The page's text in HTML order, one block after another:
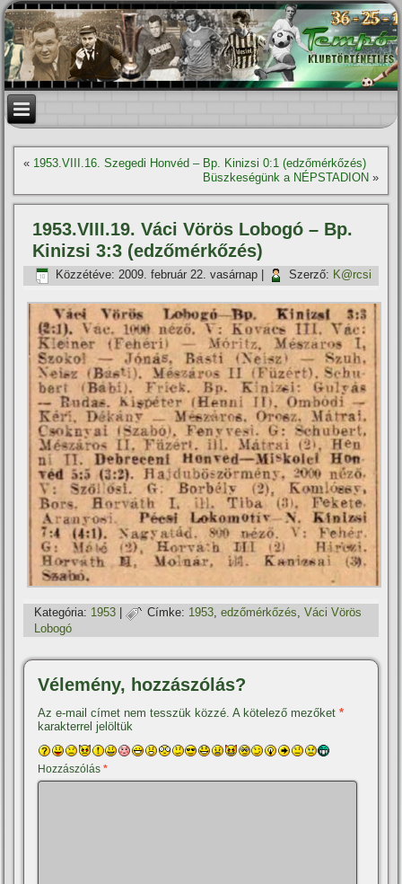
« 1953.VIII.16. Szegedi Honvéd – Bp. Kinizsi 0:1 (edzőmérkőzés)
Büszkeségünk a NÉPSTADION »
1953.VIII.19. Váci Vörös Lobogó – Bp.
Kinizsi 3:3 (edzőmérkőzés)
Közzétéve: 2009. február 22. vasárnap Szerző: K@rcsi
Kategória: 1953 | Címke: 1953,edzőmérkőzés,Váci Vörös
Lobogó
Vélemény, hozzászólás?
Az e-mail címet nem tesszük közzé. A kötelező mezőket*
karakterrel jelöltük
Hozzászólás*